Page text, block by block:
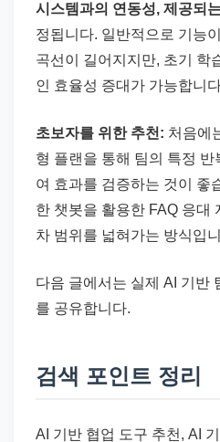
시스템과의 연동성, 제공되
정됩니다. 일반적으로 기능
곡선이 길어지지만, 초기 학
인 효율성 증대가 가능합니
초보자를 위한 추천: 처음에
형 플랜을 통해 팀의 특정
여 효과를 검증하는 것이 좋
한 챗봇을 활용한 FAQ 응대
차 범위를 넓혀가는 방식입
다음 글에서는 실제 AI 기반
를 공유합니다.
검색 포인트 정리
AI 기반 협업 도구 추천, AI